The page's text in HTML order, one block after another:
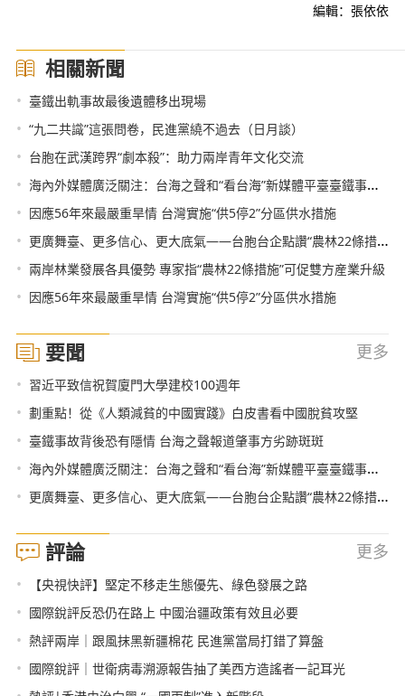
編輯：張依依
相關新聞
• 臺鐵出軌事故最後遺體移出現場
• “九二共識”這張問卷，民進黨繞不過去（日月談）
• 台胞在武漢跨界“劇本殺”：助力兩岸青年文化交流
• 海內外媒體廣泛關注：台海之聲和“看台海”新媒體平臺臺鐵事故報道
• 因應56年來最嚴重旱情 台灣實施“供5停2”分區供水措施
• 更廣舞臺、更多信心、更大底氣——台胞台企點讚“農林22條措施”
• 兩岸林業發展各具優勢 專家指“農林22條措施”可促雙方産業升級
• 因應56年來最嚴重旱情 台灣實施“供5停2”分區供水措施
要聞 更多
• 習近平致信祝賀廈門大學建校100週年
• 劃重點！從《人類減貧的中國實踐》白皮書看中國脫貧攻堅
• 臺鐵事故背後恐有隱情 台海之聲報道肇事方劣跡斑斑
• 海內外媒體廣泛關注：台海之聲和“看台海”新媒體平臺臺鐵事故報道
• 更廣舞臺、更多信心、更大底氣——台胞台企點讚“農林22條措施”
評論 更多
• 【央視快評】堅定不移走生態優先、綠色發展之路
• 國際銳評反恐仍在路上 中國治疆政策有效且必要
• 熱評兩岸｜跟風抹黑新疆棉花 民進黨當局打錯了算盤
• 國際銳評｜世衛病毒溯源報告抽了美西方造謠者一記耳光